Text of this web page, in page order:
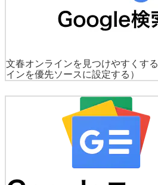
文春オンラインを見つけやすくする
インを優先ソースに設定する）